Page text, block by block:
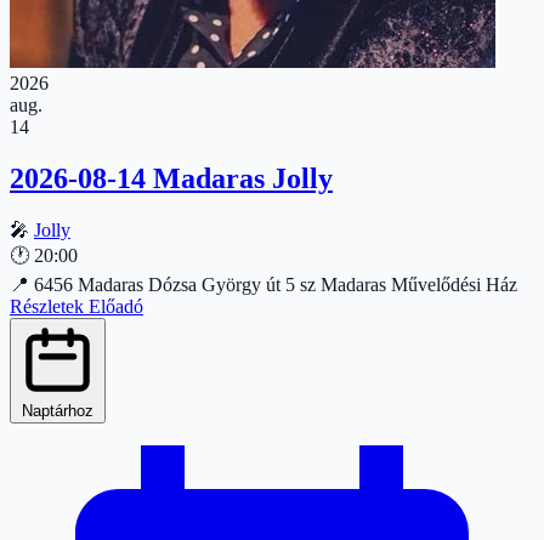
2026
aug.
14
2026-08-14 Madaras Jolly
🎤 Jolly
🕐 20:00
📍 6456 Madaras Dózsa György út 5 sz Madaras Művelődési Ház
Részletek Előadó
Naptárhoz